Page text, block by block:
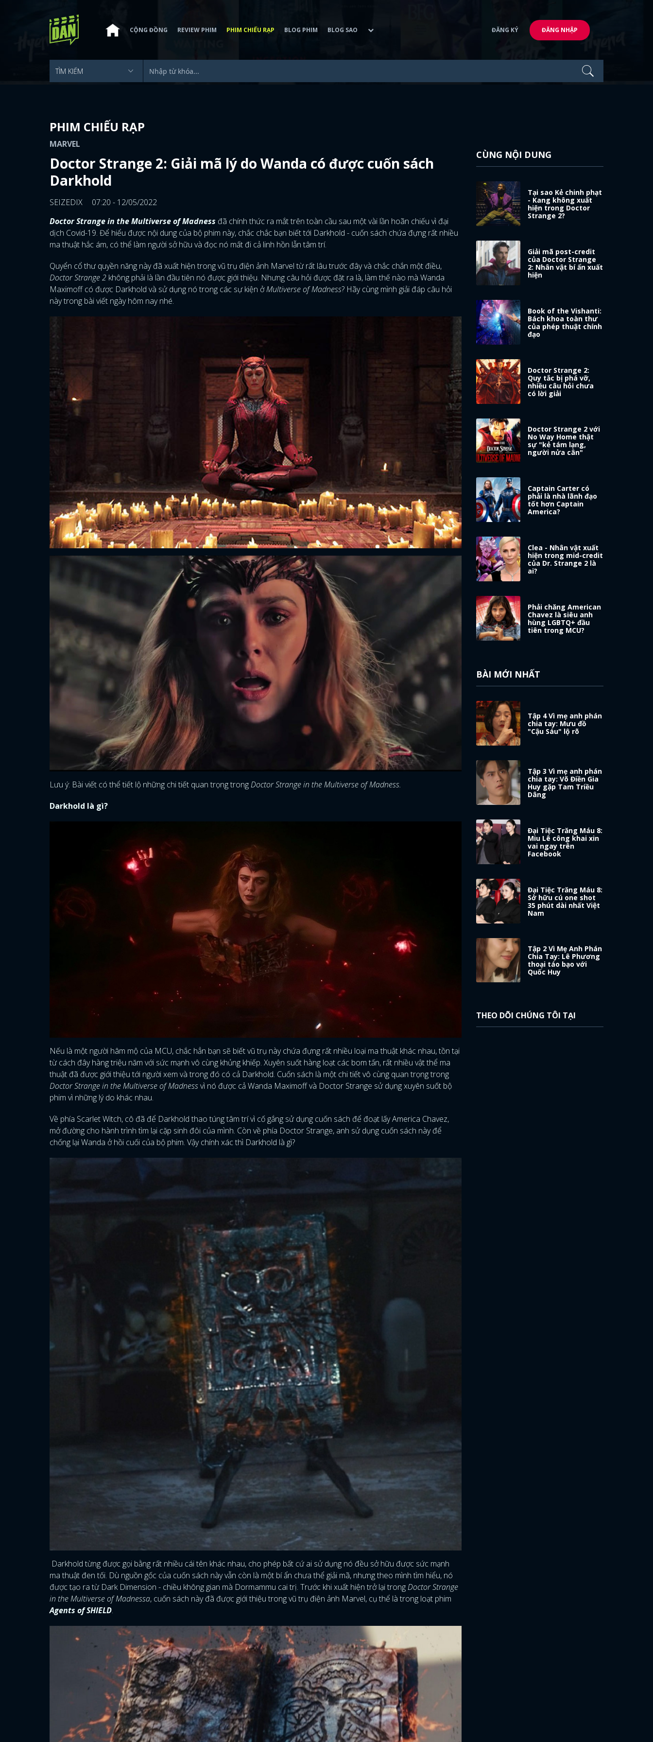
ĐĂNG NHẬP
CỘNG ĐỒNG REVIEW PHIM PHIM CHIẾU RẠP BLOG PHIM BLOG SAO ĐĂNG KÝ ĐĂNG NHẬP
PHIM CHIẾU RẠP
MARVEL
Doctor Strange 2: Giải mã lý do Wanda có được cuốn sách
Darkhold
SEIZEDIX
07:20 - 12/05/2022
Doctor Strange in the Multiverse of Madness đã chính thức ra mắt trên toàn cầu sau một vài lần hoãn chiếu vì đại
dịch Covid-19. Để hiểu được nội dung của bộ phim này, chắc chắc bạn biết tới Darkhold - cuốn sách chứa đựng rất nhiều
ma thuật hắc ám, có thể làm người sở hữu và đọc nó mất đi cả linh hồn lẫn tâm trí.
Quyển cổ thư quyền năng này đã xuất hiện trong vũ trụ điện ảnh Marvel từ rất lâu trước đây và chắc chắn một điều,
Doctor Strange 2 không phải là lần đầu tiên nó được giới thiệu. Nhưng câu hỏi được đặt ra là, làm thế nào mà Wanda
Maximoff có được Darkhold và sử dụng nó trong các sự kiện ởMultiverse of Madness? Hãy cùng mình giải đáp câu hỏi
này trong bài viết ngày hôm nay nhé.
Lưu ý: Bài viết có thể tiết lộ những chi tiết quan trọng trongDoctor Strange in the Multiverse of Madness.
Darkhold là gì?
Nếu là một người hâm mộ của MCU, chắc hẳn bạn sẽ biết vũ trụ này chứa đựng rất nhiều loại ma thuật khác nhau, tồn tại
từ cách đây hàng triệu năm với sức mạnh vô cùng khủng khiếp. Xuyên suốt hàng loạt các bom tấn, rất nhiều vật thể ma
thuật đã được giới thiệu tới người xem và trong đó có cả Darkhold. Cuốn sách là một chi tiết vô cùng quan trọng trong
Doctor Strange in the Multiverse of Madnessvì nó được cả Wanda Maximoff và Doctor Strange sử dụng xuyên suốt bộ
phim vì những lý do khác nhau.
Về phía Scarlet Witch, cô đã để Darkhold thao túng tâm trí vì cố gắng sử dụng cuốn sách để đoạt lấy America Chavez,
mở đường cho hành trình tìm lại cặp sinh đôi của mình. Còn về phía Doctor Strange, anh sử dụng cuốn sách này để
chống lại Wanda ở hồi cuối của bộ phim. Vậy chính xác thì Darkhold là gì?
Darkhold từng được gọi bằng rất nhiều cái tên khác nhau, cho phép bất cứ ai sử dụng nó đều sở hữu được sức mạnh
ma thuật đen tối. Dù nguồn gốc của cuốn sách này vẫn còn là một bí ẩn chưa thể giải mã, nhưng theo mình tìm hiểu, nó
được tạo ra từ Dark Dimension - chiều không gian mà Dormammu cai trị. Trước khi xuất hiện trở lại trongDoctor Strange
in the Multiverse of Madnessa, cuốn sách này đã được giới thiệu trong vũ trụ điện ảnh Marvel, cụ thể là trong loạt phim
Agents of SHIELD.
CÙNG NỘI DUNG
Tại sao Kẻ chinh phạt
- Kang không xuất
hiện trong Doctor
Strange 2?
Giải mã post-credit
của Doctor Strange
2: Nhân vật bí ẩn xuất
hiện
Book of the Vishanti:
Bách khoa toàn thư
của phép thuật chính
đạo
Doctor Strange 2:
Quy tắc bị phá vỡ,
nhiều câu hỏi chưa
có lời giải
Doctor Strange 2 với
No Way Home thật
sự "kẻ tám lạng,
người nửa cân"
Captain Carter có
phải là nhà lãnh đạo
tốt hơn Captain
America?
Clea - Nhân vật xuất
hiện trong mid-credit
của Dr. Strange 2 là
ai?
Phải chăng American
Chavez là siêu anh
hùng LGBTQ+ đầu
tiên trong MCU?
BÀI MỚI NHẤT
Tập 4 Vì mẹ anh phán
chia tay: Mưu đồ
"Cậu Sáu" lộ rõ
Tập 3 Vì mẹ anh phán
chia tay: Võ Điền Gia
Huy gặp Tam Triều
Dâng
Đại Tiệc Trăng Máu 8:
Miu Lê công khai xin
vai ngay trên
Facebook
Đại Tiệc Trăng Máu 8:
Sở hữu cú one shot
35 phút dài nhất Việt
Nam
Tập 2 Vì Mẹ Anh Phán
Chia Tay: Lê Phương
thoại táo bạo với
Quốc Huy
THEO DÕI CHÚNG TÔI TẠI